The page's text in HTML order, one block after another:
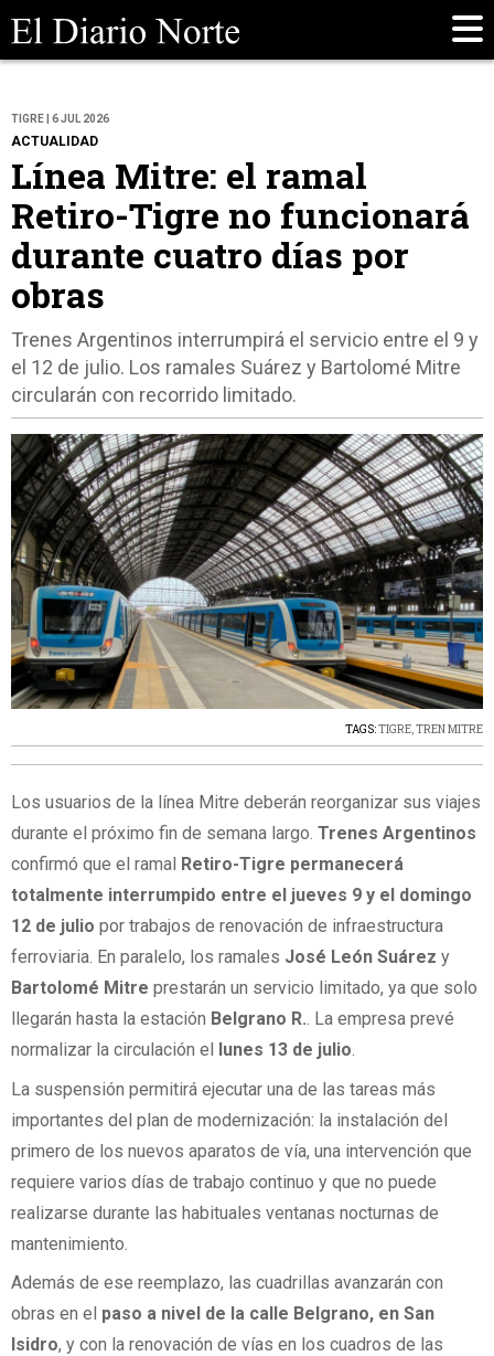
TIGRE | 6 JUL 2026
ACTUALIDAD
Línea Mitre: el ramal
Retiro-Tigre no funcionará
durante cuatro días por
obras
Trenes Argentinos interrumpirá el servicio entre el 9 y
el 12 de julio. Los ramales Suárez y Bartolomé Mitre
circularán con recorrido limitado.
TAGS:TIGRE TREN MITRE
Los usuarios de la línea Mitre deberán reorganizar sus viajes
durante el próximo fin de semana largo. Trenes Argentinos
confirmó que el ramal Retiro-Tigre permanecerá
totalmente interrumpido entre el jueves 9 y el domingo
12 de julio por trabajos de renovación de infraestructura
ferroviaria. En paralelo, los ramales José León Suárez y
Bartolomé Mitre prestarán un servicio limitado, ya que solo
llegarán hasta la estación Belgrano R.. La empresa prevé
normalizar la circulación el
lunes 13 de julio.
La suspensión permitirá ejecutar una de las tareas más
importantes del plan de modernización: la instalación del
primero de los nuevos aparatos de vía, una intervención que
requiere varios días de trabajo continuo y que no puede
realizarse durante las habituales ventanas nocturnas de
mantenimiento.
Además de ese reemplazo, las cuadrillas avanzarán con
obras en el paso a nivel de la calle Belgrano, en San
Isidro, y con la renovación de vías en los cuadros de las